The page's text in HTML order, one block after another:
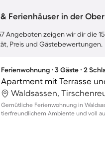
Ferienhäuser in der
Angeboten zeigen wir dir die
Preis und Gästebewertungen.
Ferienwohnung ∙ 3 Gäste ∙ 2
Apartment mit Terrasse
Waldsassen,
Gemütliche Ferienwohnung in
tierfreundlichem Ambiente und voll